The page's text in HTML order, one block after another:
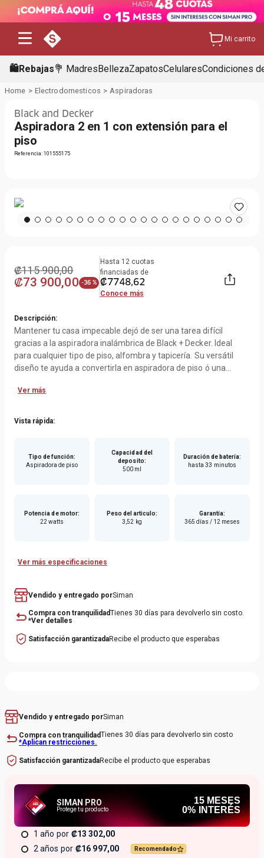
Mi carrito
🛍️Rebajas💐 MadresBellezaZapatosCelularesCondiciones
Electrodomesticos Aspiradoras
Black and Decker
Aspiradora 2 en 1 con extensión para el
piso
Referencia:101555175
₡115900,00
₡73 900,00 -36 %
Hasta 12 cuotas
financiadas de
₡7748,62
Conoce más
Descripción:
Mantener tu casa impecable dejó de ser una tarea difícil
gracias a la aspiradora inalámbrica de Black + Decker. Ideal
para cualquier tipo de piso, alfombra y tapicería. Su versátil
diseño te ayuda a convertirla en aspiradora de piso ó una
Además incluye indicador digital donde puedes ver el nivel de
filtro mientras la usas.Diseño 2 en 1 para aspirar pisos y
para aspirar alrededor de los muebles. Ajuste automático de
succión para diferentes tipos de piso. Indicador digital de nivel
Ver más
Vista rápida:
Tipo de función:
Aspiradora de piso
Capacidad del
deposito:
500 ml
Duración de batería:
hasta 33 minutos
Potencia de motor:
22 watts
Peso del articulo:
3,52 kg
Garantía:
365 días / 12 meses
Ver más especificaciones
Vendido y entregado porSiman
Compra con tranquilidadTienes 30 días para devolverlo sin costo.
*Ver detalles
Satisfacción garantizadaRecibe el producto que esperabas
Vendido y entregado porSiman
Compra con tranquilidadTienes 30 días para devolverlo sin costo
*Aplican restricciones.
Satisfacción garantizadaRecibe el producto que esperabas
SIMAN PRO
Protege tu producto
15MESES
0% INTERÉS
1 año
₡13 302,00
2 años
₡16 997,00 Recomendado